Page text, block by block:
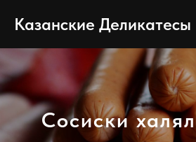
Казанские Деликатесы
Сосиски